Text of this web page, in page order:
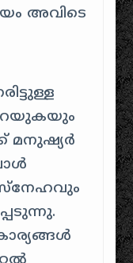
അവിടെ
മനുഷ്യർ